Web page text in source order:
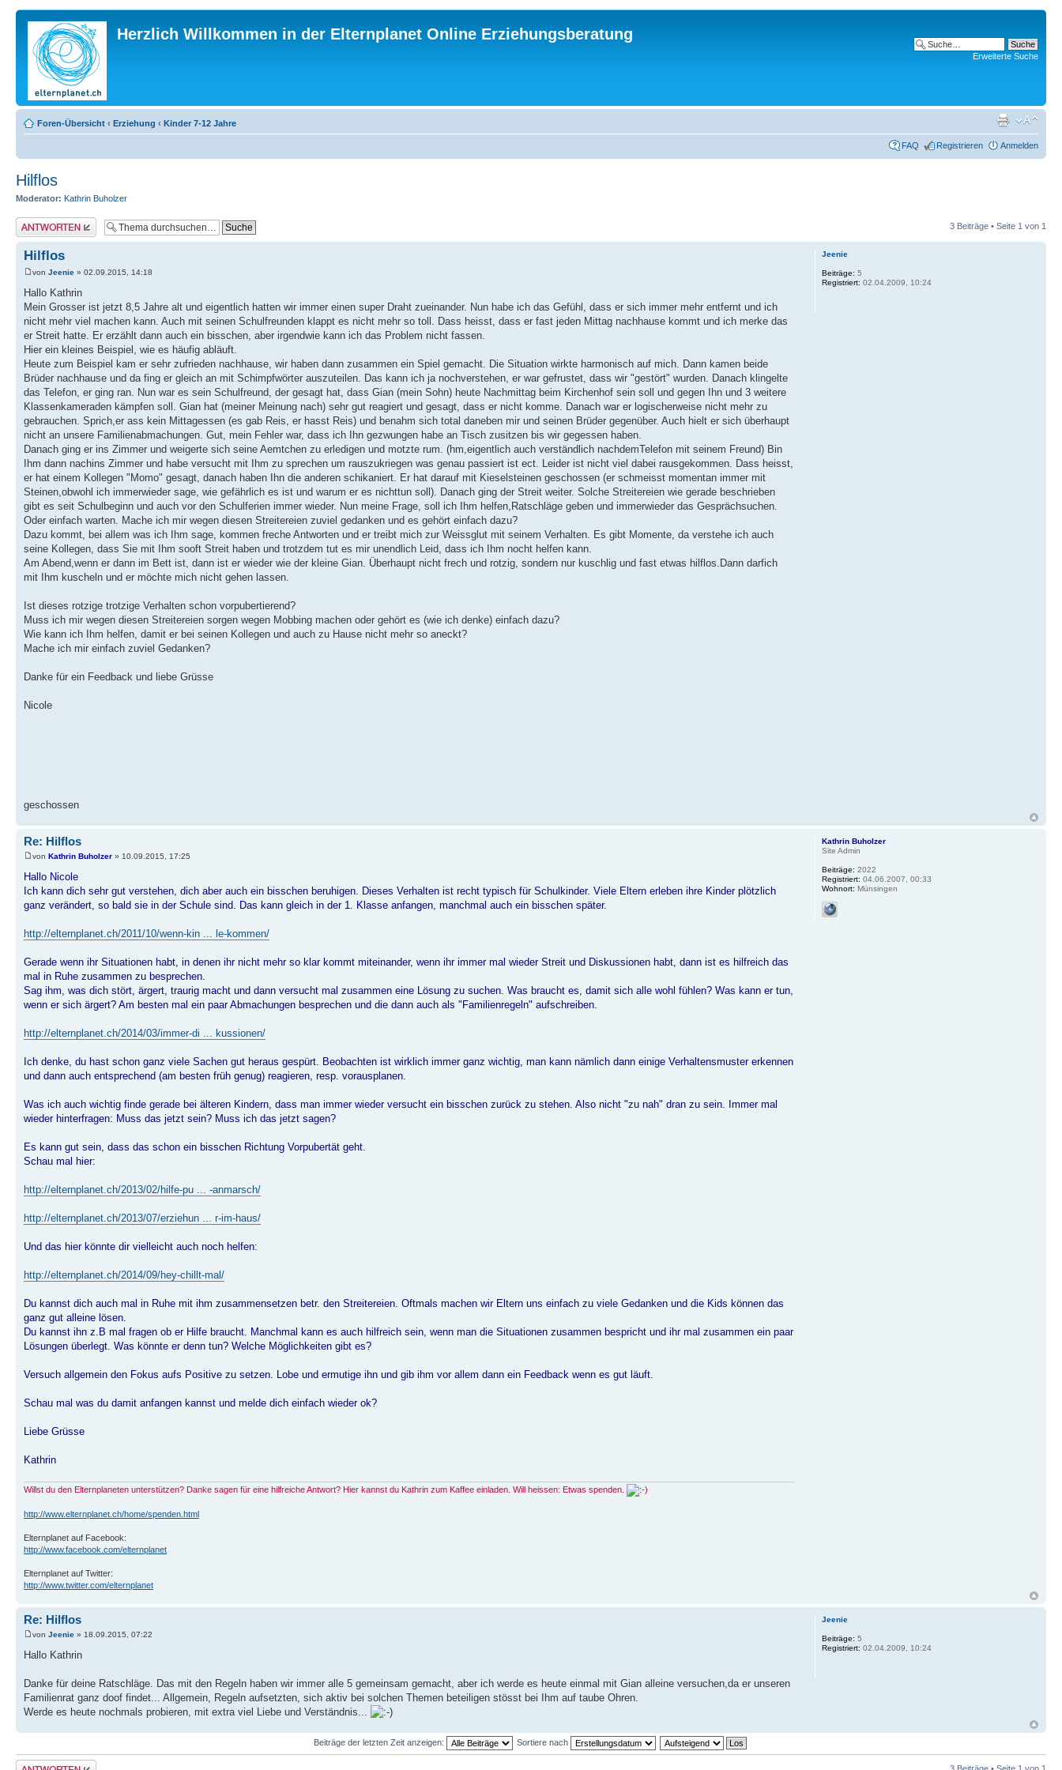
Herzlich Willkommen in der Elternplanet Online Erziehungsberatung
Erweiterte Suche
Foren-Übersicht ‹ Erziehung ‹ Kinder 7-12 Jahre
FAQ Registrieren Anmelden
Hilflos
Moderator: Kathrin Buholzer
Antwort erstellen 3 Beiträge • Seite 1 von 1
Hilflos
von Jeenie » 02.09.2015, 14:18
Hallo Kathrin
Mein Grosser ist jetzt 8,5 Jahre alt und eigentlich hatten wir immer einen super Draht zueinander. Nun habe ich das Gefühl, dass er sich immer mehr entfernt und ich
nicht mehr viel machen kann. Auch mit seinen Schulfreunden klappt es nicht mehr so toll. Dass heisst, dass er fast jeden Mittag nachhause kommt und ich merke das
er Streit hatte. Er erzählt dann auch ein bisschen, aber irgendwie kann ich das Problem nicht fassen.
Hier ein kleines Beispiel, wie es häufig abläuft.
Heute zum Beispiel kam er sehr zufrieden nachhause, wir haben dann zusammen ein Spiel gemacht. Die Situation wirkte harmonisch auf mich. Dann kamen beide
Brüder nachhause und da fing er gleich an mit Schimpfwörter auszuteilen. Das kann ich ja nochverstehen, er war gefrustet, dass wir "gestört" wurden. Danach klingelte
das Telefon, er ging ran. Nun war es sein Schulfreund, der gesagt hat, dass Gian (mein Sohn) heute Nachmittag beim Kirchenhof sein soll und gegen Ihn und 3 weitere
Klassenkameraden kämpfen soll. Gian hat (meiner Meinung nach) sehr gut reagiert und gesagt, dass er nicht komme. Danach war er logischerweise nicht mehr zu
gebrauchen. Sprich,er ass kein Mittagessen (es gab Reis, er hasst Reis) und benahm sich total daneben mir und seinen Brüder gegenüber. Auch hielt er sich überhaupt
nicht an unsere Familienabmachungen. Gut, mein Fehler war, dass ich Ihn gezwungen habe an Tisch zusitzen bis wir gegessen haben.
Danach ging er ins Zimmer und weigerte sich seine Aemtchen zu erledigen und motzte rum. (hm,eigentlich auch verständlich nachdemTelefon mit seinem Freund) Bin
Ihm dann nachins Zimmer und habe versucht mit Ihm zu sprechen um rauszukriegen was genau passiert ist ect. Leider ist nicht viel dabei rausgekommen. Dass heisst,
er hat einem Kollegen "Momo" gesagt, danach haben Ihn die anderen schikaniert. Er hat darauf mit Kieselsteinen geschossen (er schmeisst momentan immer mit
Steinen,obwohl ich immerwieder sage, wie gefährlich es ist und warum er es nichttun soll). Danach ging der Streit weiter. Solche Streitereien wie gerade beschrieben
gibt es seit Schulbeginn und auch vor den Schulferien immer wieder. Nun meine Frage, soll ich Ihm helfen,Ratschläge geben und immerwieder das Gesprächsuchen.
Oder einfach warten. Mache ich mir wegen diesen Streitereien zuviel gedanken und es gehört einfach dazu?
Dazu kommt, bei allem was ich Ihm sage, kommen freche Antworten und er treibt mich zur Weissglut mit seinem Verhalten. Es gibt Momente, da verstehe ich auch
seine Kollegen, dass Sie mit Ihm sooft Streit haben und trotzdem tut es mir unendlich Leid, dass ich Ihm nocht helfen kann.
Am Abend,wenn er dann im Bett ist, dann ist er wieder wie der kleine Gian. Überhaupt nicht frech und rotzig, sondern nur kuschlig und fast etwas hilflos.Dann darfich
mit Ihm kuscheln und er möchte mich nicht gehen lassen.
Ist dieses rotzige trotzige Verhalten schon vorpubertierend?
Muss ich mir wegen diesen Streitereien sorgen wegen Mobbing machen oder gehört es (wie ich denke) einfach dazu?
Wie kann ich Ihm helfen, damit er bei seinen Kollegen und auch zu Hause nicht mehr so aneckt?
Mache ich mir einfach zuviel Gedanken?
Danke für ein Feedback und liebe Grüsse
Nicole
geschossen
Jeenie
Beiträge: 5
Registriert: 02.04.2009, 10:24
Re: Hilflos
von Kathrin Buholzer » 10.09.2015, 17:25
Hallo Nicole
Ich kann dich sehr gut verstehen, dich aber auch ein bisschen beruhigen. Dieses Verhalten ist recht typisch für Schulkinder. Viele Eltern erleben ihre Kinder plötzlich
ganz verändert, so bald sie in der Schule sind. Das kann gleich in der 1. Klasse anfangen, manchmal auch ein bisschen später.
http://elternplanet.ch/2011/10/wenn-kin ... le-kommen/
Gerade wenn ihr Situationen habt, in denen ihr nicht mehr so klar kommt miteinander, wenn ihr immer mal wieder Streit und Diskussionen habt, dann ist es hilfreich das
mal in Ruhe zusammen zu besprechen.
Sag ihm, was dich stört, ärgert, traurig macht und dann versucht mal zusammen eine Lösung zu suchen. Was braucht es, damit sich alle wohl fühlen? Was kann er tun,
wenn er sich ärgert? Am besten mal ein paar Abmachungen besprechen und die dann auch als "Familienregeln" aufschreiben.
http://elternplanet.ch/2014/03/immer-di ... kussionen/
Ich denke, du hast schon ganz viele Sachen gut heraus gespürt. Beobachten ist wirklich immer ganz wichtig, man kann nämlich dann einige Verhaltensmuster erkennen
und dann auch entsprechend (am besten früh genug) reagieren, resp. vorausplanen.
Was ich auch wichtig finde gerade bei älteren Kindern, dass man immer wieder versucht ein bisschen zurück zu stehen. Also nicht "zu nah" dran zu sein. Immer mal
wieder hinterfragen: Muss das jetzt sein? Muss ich das jetzt sagen?
Es kann gut sein, dass das schon ein bisschen Richtung Vorpubertät geht.
Schau mal hier:
http://elternplanet.ch/2013/02/hilfe-pu ... -anmarsch/
http://elternplanet.ch/2013/07/erziehun ... r-im-haus/
Und das hier könnte dir vielleicht auch noch helfen:
http://elternplanet.ch/2014/09/hey-chillt-mal/
Du kannst dich auch mal in Ruhe mit ihm zusammensetzen betr. den Streitereien. Oftmals machen wir Eltern uns einfach zu viele Gedanken und die Kids können das
ganz gut alleine lösen.
Du kannst ihn z.B mal fragen ob er Hilfe braucht. Manchmal kann es auch hilfreich sein, wenn man die Situationen zusammen bespricht und ihr mal zusammen ein paar
Lösungen überlegt. Was könnte er denn tun? Welche Möglichkeiten gibt es?
Versuch allgemein den Fokus aufs Positive zu setzen. Lobe und ermutige ihn und gib ihm vor allem dann ein Feedback wenn es gut läuft.
Schau mal was du damit anfangen kannst und melde dich einfach wieder ok?
Liebe Grüsse
Kathrin
Willst du den Elternplaneten unterstützen? Danke sagen für eine hilfreiche Antwort? Hier kannst du Kathrin zum Kaffee einladen. Will heissen: Etwas spenden.
http://www.elternplanet.ch/home/spenden.html
Elternplanet auf Facebook:
http://www.facebook.com/elternplanet
Elternplanet auf Twitter:
http://www.twitter.com/elternplanet
Kathrin Buholzer
Site Admin
Beiträge: 2022
Registriert: 04.06.2007, 00:33
Wohnort: Münsingen
Re: Hilflos
von Jeenie » 18.09.2015, 07:22
Hallo Kathrin
Danke für deine Ratschläge. Das mit den Regeln haben wir immer alle 5 gemeinsam gemacht, aber ich werde es heute einmal mit Gian alleine versuchen,da er unseren
Familienrat ganz doof findet... Allgemein, Regeln aufsetzten, sich aktiv bei solchen Themen beteiligen stösst bei Ihm auf taube Ohren.
Werde es heute nochmals probieren, mit extra viel Liebe und Verständnis...
Jeenie
Beiträge: 5
Registriert: 02.04.2009, 10:24
Beiträge der letzten Zeit anzeigen: Sortiere nach
Antwort erstellen